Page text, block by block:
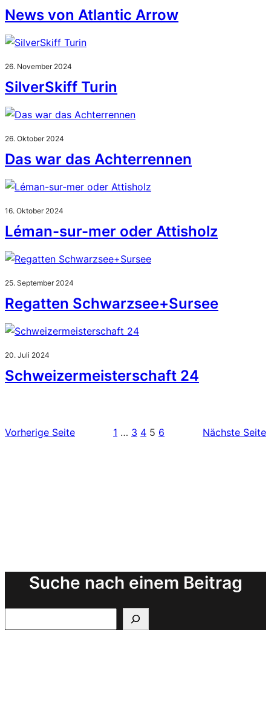
News von Atlantic Arrow
26. November 2024
SilverSkiff Turin
26. Oktober 2024
Das war das Achterrennen
16. Oktober 2024
Léman-sur-mer oder Attisholz
25. September 2024
Regatten Schwarzsee+Sursee
20. Juli 2024
Schweizermeisterschaft 24
Vorherige Seite 1 … 3 4 5 6 Nächste Seite
Suche nach einem Beitrag